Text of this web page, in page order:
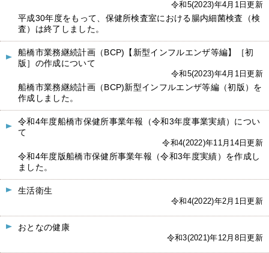
令和5(2023)年4月1日更新
平成30年度をもって、保健所検査室における腸内細菌検査（検
査）は終了しました。
船橋市業務継続計画（BCP)【新型インフルエンザ等編】［初
版］の作成について
令和5(2023)年4月1日更新
船橋市業務継続計画（BCP)新型インフルエンザ等編（初版）を
作成しました。
令和4年度船橋市保健所事業年報（令和3年度事業実績）につい
て
令和4(2022)年11月14日更新
令和4年度版船橋市保健所事業年報（令和3年度実績）を作成し
ました。
生活衛生
令和4(2022)年2月1日更新
おとなの健康
令和3(2021)年12月8日更新